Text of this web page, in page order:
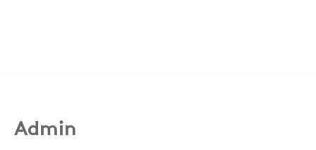
Admin